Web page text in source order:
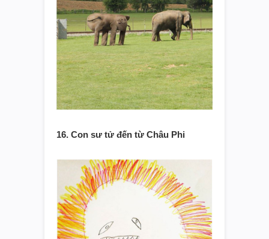
16. Con sư tử đến từ Châu Phi